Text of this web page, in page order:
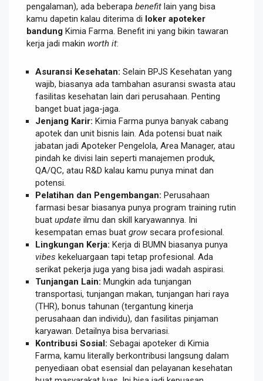
pengalaman), ada beberapa benefit lain yang bisa
kamu dapetin kalau diterima di loker apoteker
bandung Kimia Farma. Benefit ini yang bikin tawaran
kerja jadi makin worth it:
Asuransi Kesehatan: Selain BPJS Kesehatan yang
wajib, biasanya ada tambahan asuransi swasta atau
fasilitas kesehatan lain dari perusahaan. Penting
banget buat jaga-jaga.
Jenjang Karir: Kimia Farma punya banyak cabang
apotek dan unit bisnis lain. Ada potensi buat naik
jabatan jadi Apoteker Pengelola, Area Manager, atau
pindah ke divisi lain seperti manajemen produk,
QA/QC, atau R&D kalau kamu punya minat dan
potensi.
Pelatihan dan Pengembangan: Perusahaan
farmasi besar biasanya punya program training rutin
buat update ilmu dan skill karyawannya. Ini
kesempatan emas buat grow secara profesional.
Lingkungan Kerja: Kerja di BUMN biasanya punya
vibes kekeluargaan tapi tetap profesional. Ada
serikat pekerja juga yang bisa jadi wadah aspirasi.
Tunjangan Lain: Mungkin ada tunjangan
transportasi, tunjangan makan, tunjangan hari raya
(THR), bonus tahunan (tergantung kinerja
perusahaan dan individu), dan fasilitas pinjaman
karyawan. Detailnya bisa bervariasi.
Kontribusi Sosial: Sebagai apoteker di Kimia
Farma, kamu literally berkontribusi langsung dalam
penyediaan obat esensial dan pelayanan kesehatan